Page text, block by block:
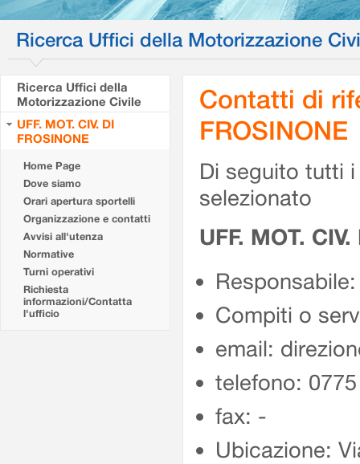
Ricerca Uffici della Motorizzazione
Ricerca Uffici della
Motorizzazione Civile
UFF. MOT. CIV. DI
FROSINONE
Home Page
Dove siamo
Orari apertura sportelli
Organizzazione e contatti
Avvisi all'utenza
Normative
Turni operativi
Richiesta
informazioni/Contatta
l'ufficio
Contatti di
FROSINONE
Di seguito tutti
selezionato
UFF. MOT.
Compiti o
email:
telefono:
fax: -
Ubicazione: